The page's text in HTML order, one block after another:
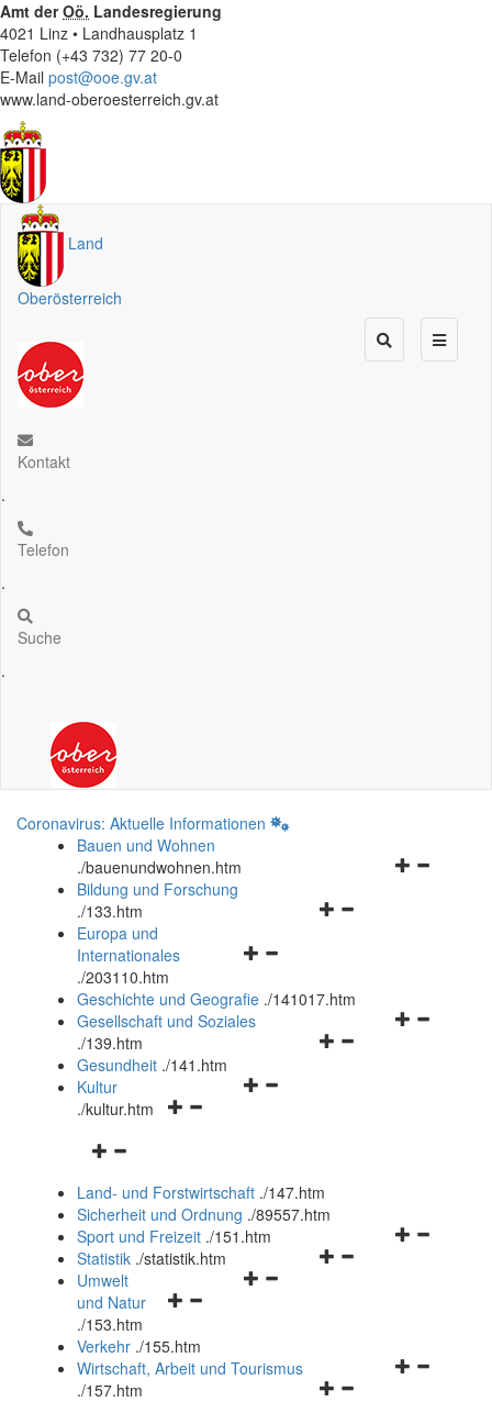
Amt derOö. Landesregierung
4021 Linz • Landhausplatz 1
Telefon (+43 732) 77 20-0
E-Mail post@ooe.gv.at
www.land-oberoesterreich.gv.at
Land
Oberösterreich
Kontakt
.
Telefon
.
Suche
.
Coronavirus: Aktuelle Informationen
Bauen und Wohnen
./bauenundwohnen.htm
Navigationsmenü
Bildung und Forschung
./133.htm
Navigationsmenü
und
schließen
Europa und
Internationales
./203110.htm
Geschichte und Geografie ./141017.htm
Navigationsmenü
Gesellschaft und Soziales
./139.htm
Navigationsmenü
Gesundheit ./141.htm
Navigationsmenü
Kultur
./kultur.htm
Navigationsmenü
und
schließen
Land- und Forstwirtschaft ./147.htm
Sicherheit und Ordnung ./89557.htm
Navigationsmenü
Sport und Freizeit ./151.htm
Navigationsmenü
Statistik ./statistik.htm
Navigationsmenü
und
schließen
Umwelt
und Natur
./153.htm
Verkehr ./155.htm
Navigationsmenü
Wirtschaft, Arbeit und Tourismus
./157.htm